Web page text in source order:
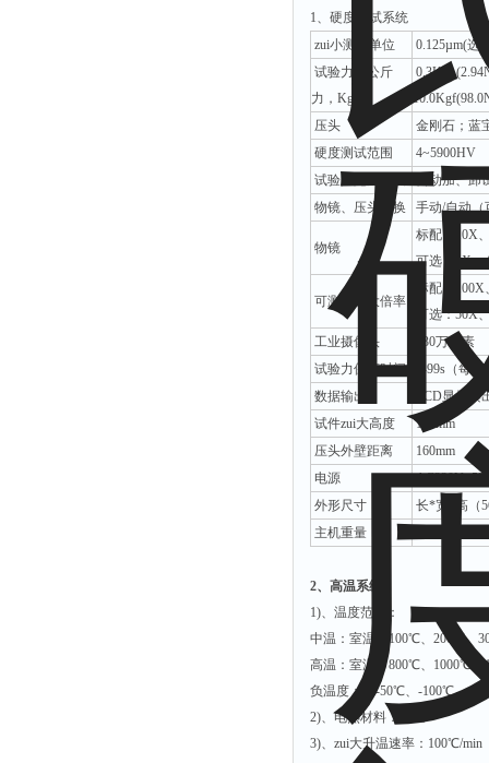
1、硬度测试系统
zui小测试单位
0.125µm(选
试验力（公斤
力，Kgf）
0.3Kgf
压头
金刚石；蓝
硬度测试范围
4~5900HV
试验力施加方法
自动加、卸
物镜、压头转换
手动/自动（
物镜
标配：10X
可选：5X、
可测量放大倍率
标配：
可选：50X
工业摄像头
130万像素
试验力保荷时间
0-99s（每
数据输出
LCD显示读
试件zui大高度
180mm
压头外壁距离
160mm
电源
外形尺寸
长*宽*高（
主机重量
2、高温系统：
1)、温度范围：
中温：室温～100℃、200℃、
高温：室温～800℃、1000℃
负温度：～-50℃、-100℃、-
2)、电热材料：铂金
3)、zui大升温速率：100℃/min